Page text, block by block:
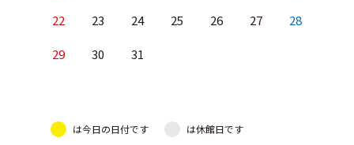
22 23 24 25 26 27 28
29 30 31
は今日の日付です は休館日です